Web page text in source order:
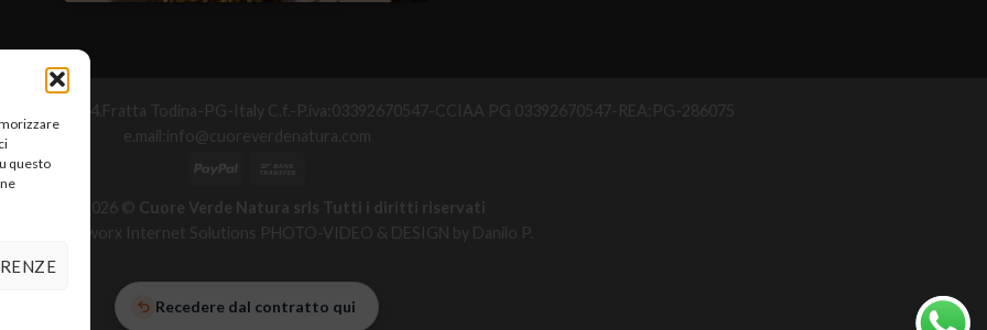
questo
06054.Fratta Todina-PG-Italy C.f.-P.iva:03392670547-CCIAA PG 03392670547-REA:PG-286075
e.mail:info@cuoreverdenatura.com
Copyright 2026 © Cuore Verde Natura srls Tutti i diritti riservati
Networx Internet Solutions PHOTO-VIDEO & DESIGN by Danilo P.
Recedere dal contratto qui